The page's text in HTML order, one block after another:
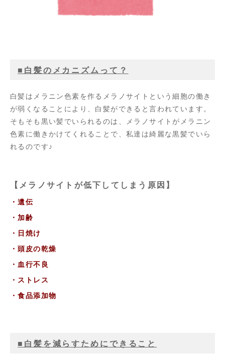
■白髪のメカニズムって？
白髪はメラニン色素を作るメラノサイトという細胞の働き
が弱くなることにより、白髪ができると言われています。
そもそも黒い髪でいられるのは、メラノサイトがメラニン
色素に働きかけてくれることで、私達は綺麗な黒髪でいら
れるのです♪
【メラノサイトが低下してしまう原因】
・遺伝
・加齢
・日焼け
・頭皮の乾燥
・血行不良
・ストレス
・食品添加物
■白髪を減らすためにできること